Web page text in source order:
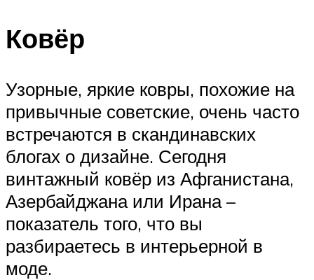
Ковёр
Узорные, яркие ковры, похожие на
привычные советские, очень часто
встречаются в скандинавских
блогах о дизайне. Сегодня
винтажный ковёр из Афганистана,
Азербайджана или Ирана –
показатель того, что вы
разбираетесь в интерьерной в
моде.